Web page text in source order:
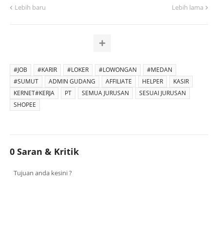
Lebih baru Lebih lama
#JOB #KARIR #LOKER #LOWONGAN
#MEDAN
#SUMUT
ADMIN GUDANG AFFILIATE HELPER
KASIR
KERNET#KERJA
PT SEMUA JURUSAN
SESUAI JURUSAN
SHOPEE
0 Saran & Kritik
Tujuan anda kesini ?